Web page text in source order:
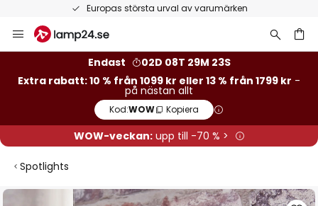
Europas största urval av varumärken
Hoppa
till
Endast
02D 08T 29M 22S
Extra rabatt: 10 % från 1099 kr eller 13 % från 1799 kr -
på nästan allt
Kod:WOW Kopiera
WOW-veckan:upp till -70 % >
Spotlights
Hoppa